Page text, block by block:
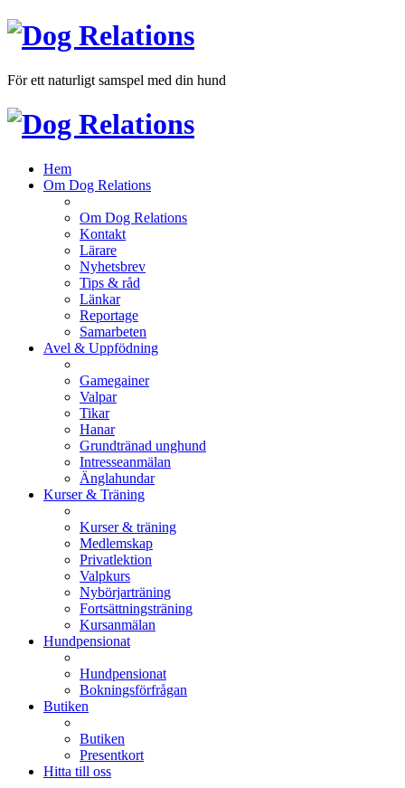
För ett naturligt samspel med din hund
Hem
Om Dog Relations
Om Dog Relations
Kontakt
Lärare
Nyhetsbrev
Tips & råd
Länkar
Reportage
Samarbeten
Avel & Uppfödning
Gamegainer
Valpar
Tikar
Hanar
Grundtränad unghund
Intresseanmälan
Änglahundar
Kurser & Träning
Kurser & träning
Medlemskap
Privatlektion
Valpkurs
Nybörjarträning
Fortsättningsträning
Kursanmälan
Hundpensionat
Hundpensionat
Bokningsförfrågan
Butiken
Butiken
Presentkort
Hitta till oss